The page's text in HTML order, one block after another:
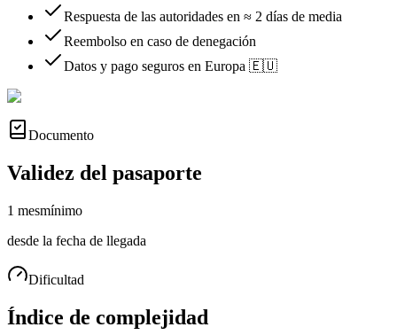
Respuesta de las autoridades en ≈ 2 días de media
Reembolso en caso de denegación
Datos y pago seguros en Europa 🇪🇺
Documento
Validez del pasaporte
1 mesmínimo
desde la fecha de llegada
Dificultad
Índice de complejidad